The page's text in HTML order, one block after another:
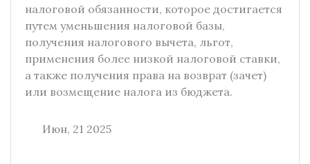
налоговой обязанности, которое достигается
путем уменьшения налоговой базы,
получения налогового вычета, льгот,
применения более низкой налоговой ставки,
а также получения права на возврат (зачет)
или возмещение налога из бюджета.
Июн, 21 2025